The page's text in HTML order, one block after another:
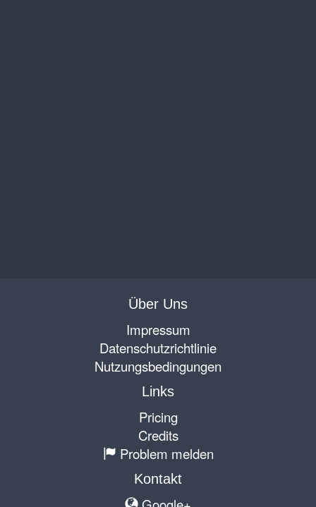
Über Uns
Impressum
Datenschutzrichtlinie
Nutzungsbedingungen
Links
Pricing
Credits
Problem melden
Kontakt